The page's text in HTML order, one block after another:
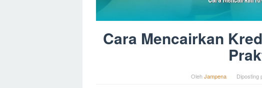
Cara Mencairkan
OlehJampena Diposting